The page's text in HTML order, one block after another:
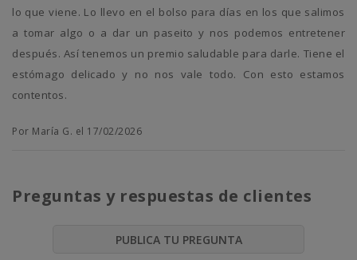
lo que viene. Lo llevo en el bolso para días en los que salimos
a tomar algo o a dar un paseito y nos podemos entretener
después. Así tenemos un premio saludable para darle. Tiene el
estómago delicado y no nos vale todo. Con esto estamos
contentos.
Por María G. el 17/02/2026
Preguntas y respuestas de clientes
PUBLICA TU PREGUNTA